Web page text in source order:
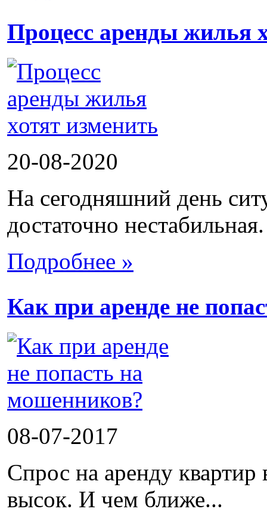
Процесс аренды жилья
20-08-2020
На сегодняшний день
достаточно
Подробнее »
Как при аренде не
08-07-2017
Спрос на аренду квартир
высок. И чем ближе...